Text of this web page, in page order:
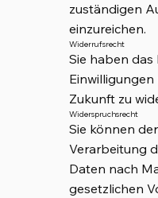
zuständigen
einzureichen.
Widerrufsrecht
Sie haben das
Zukunft zu
Widerspruchsrecht
Sie können
Verarbeitung
Daten nach
gesetzlichen